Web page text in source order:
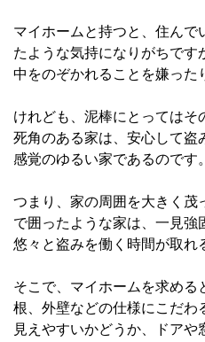
マイホームと持つと、住んで
たような気持になりがちで
中をのぞかれることを嫌った
けれども、泥棒にとってはそ
死角のある家は、安心して盗
感覚のゆるい家であるのです。
つまり、家の周囲を大きく茂
で囲ったような家は、一見
悠々と盗みを働く時間が取れ
そこで、マイホームを求める
根、外壁などの仕様にこだわ
見えやすいかどうか、ドア